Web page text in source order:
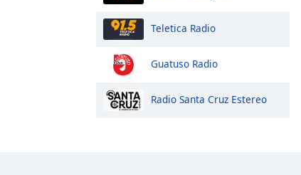
Teletica Radio
Guatuso Radio
Radio Santa Cruz Estereo